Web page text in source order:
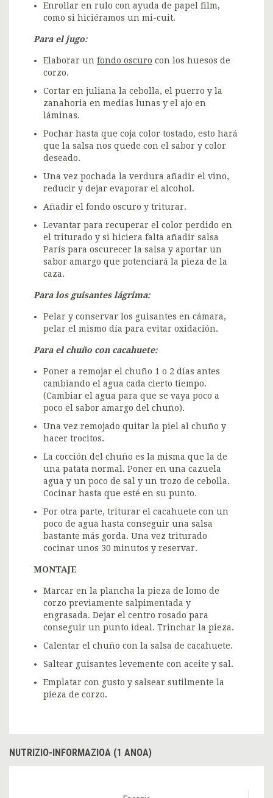
Enrollar en rulo con ayuda de papel film,
como si hiciéramos un mi-cuit.
Para el jugo:
Elaborar un fondo oscuro con los huesos de
corzo.
Cortar en juliana la cebolla, el puerro y la
zanahoria en medias lunas y el ajo en
láminas.
Pochar hasta que coja color tostado, esto hará
que la salsa nos quede con el sabor y color
deseado.
Una vez pochada la verdura añadir el vino,
reducir y dejar evaporar el alcohol.
Añadir el fondo oscuro y triturar.
Levantar para recuperar el color perdido en
el triturado y si hiciera falta añadir salsa
París para oscurecer la salsa y aportar un
sabor amargo que potenciará la pieza de la
caza.
Para los guisantes lágrima:
Pelar y conservar los guisantes en cámara,
pelar el mismo día para evitar oxidación.
Para el chuño con cacahuete:
Poner a remojar el chuño 1 o 2 días antes
cambiando el agua cada cierto tiempo.
(Cambiar el agua para que se vaya poco a
poco el sabor amargo del chuño).
Una vez remojado quitar la piel al chuño y
hacer trocitos.
La cocción del chuño es la misma que la de
una patata normal. Poner en una cazuela
agua y un poco de sal y un trozo de cebolla.
Cocinar hasta que esté en su punto.
Por otra parte, triturar el cacahuete con un
poco de agua hasta conseguir una salsa
bastante más gorda. Una vez triturado
cocinar unos 30 minutos y reservar.
MONTAJE
Marcar en la plancha la pieza de lomo de
corzo previamente salpimentada y
engrasada. Dejar el centro rosado para
conseguir un punto ideal. Trinchar la pieza.
Calentar el chuño con la salsa de cacahuete.
Saltear guisantes levemente con aceite y sal.
Emplatar con gusto y salsear sutilmente la
pieza de corzo.
NUTRIZIO-INFORMAZIOA (1 ANOA)